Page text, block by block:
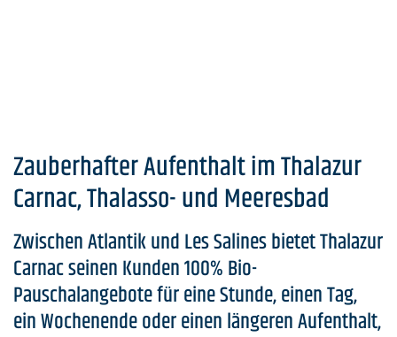
Zauberhafter Aufenthalt im Thalazur
Carnac, Thalasso- und Meeresbad
Zwischen Atlantik und Les Salines bietet Thalazur
Carnac seinen Kunden 100% Bio-
Pauschalangebote für eine Stunde, einen Tag,
ein Wochenende oder einen längeren Aufenthalt,